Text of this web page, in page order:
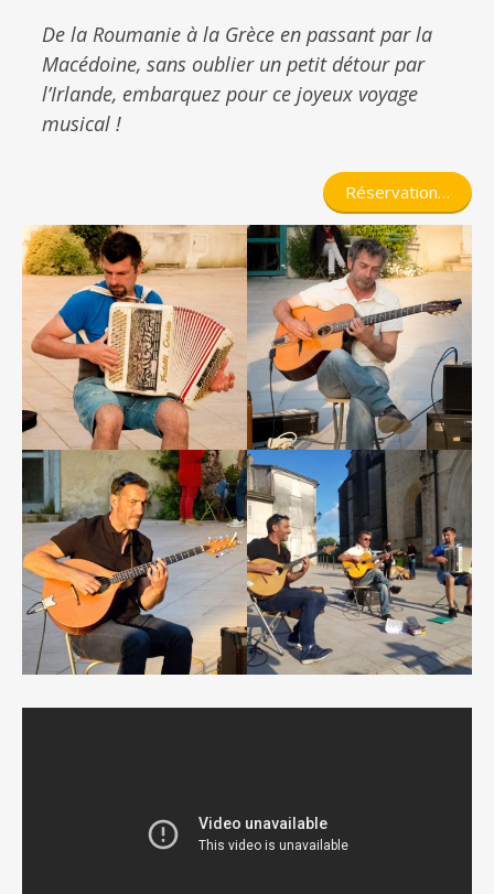
De la Roumanie à la Grèce en passant par la
Macédoine, sans oublier un petit détour par
l’Irlande, embarquez pour ce joyeux voyage
musical !
Réservation…